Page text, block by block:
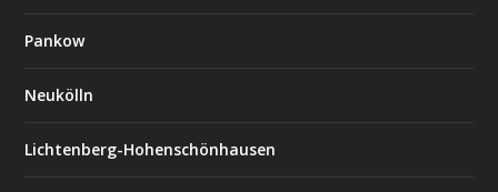
Pankow
Neukölln
Lichtenberg-Hohenschönhausen